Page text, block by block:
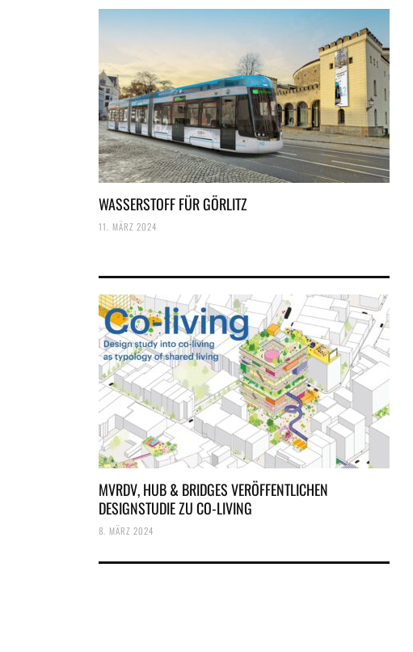
WASSERSTOFF FÜR GÖRLITZ
11. MÄRZ 2024
MVRDV, HUB & BRIDGES VERÖFFENTLICHEN
DESIGNSTUDIE ZU CO-LIVING
8. MÄRZ 2024